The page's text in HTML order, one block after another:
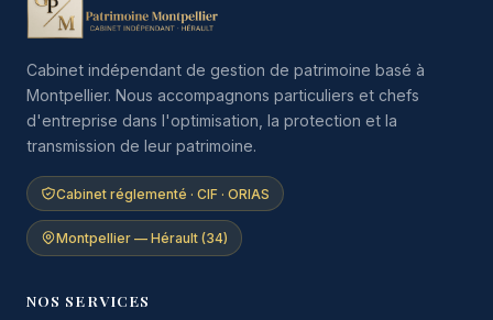
Cabinet indépendant de gestion de patrimoine basé à
Montpellier. Nous accompagnons particuliers et chefs
d'entreprise dans l'optimisation, la protection et la
transmission de leur patrimoine.
Cabinet réglementé · CIF · ORIAS
Montpellier — Hérault (34)
NOS SERVICES